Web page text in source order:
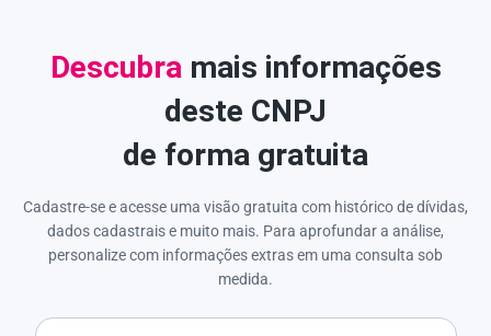
Descubramais informações
deste CNPJ
de forma gratuita
Cadastre-se e acesse uma visão gratuita com histórico de dívidas,
dados cadastrais e muito mais. Para aprofundar a análise,
personalize com informações extras em uma consulta sob
medida.